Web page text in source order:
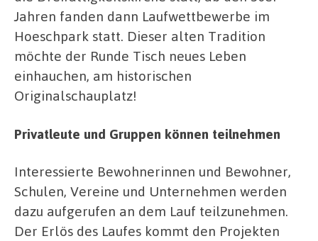
Jahren fanden dann Laufwettbewerbe im
Hoeschpark statt. Dieser alten Tradition
möchte der Runde Tisch neues Leben
einhauchen, am historischen
Originalschauplatz!
Privatleute und Gruppen können teilnehmen
Interessierte Bewohnerinnen und Bewohner,
Schulen, Vereine und Unternehmen werden
dazu aufgerufen an dem Lauf teilzunehmen.
Der Erlös des Laufes kommt den Projekten